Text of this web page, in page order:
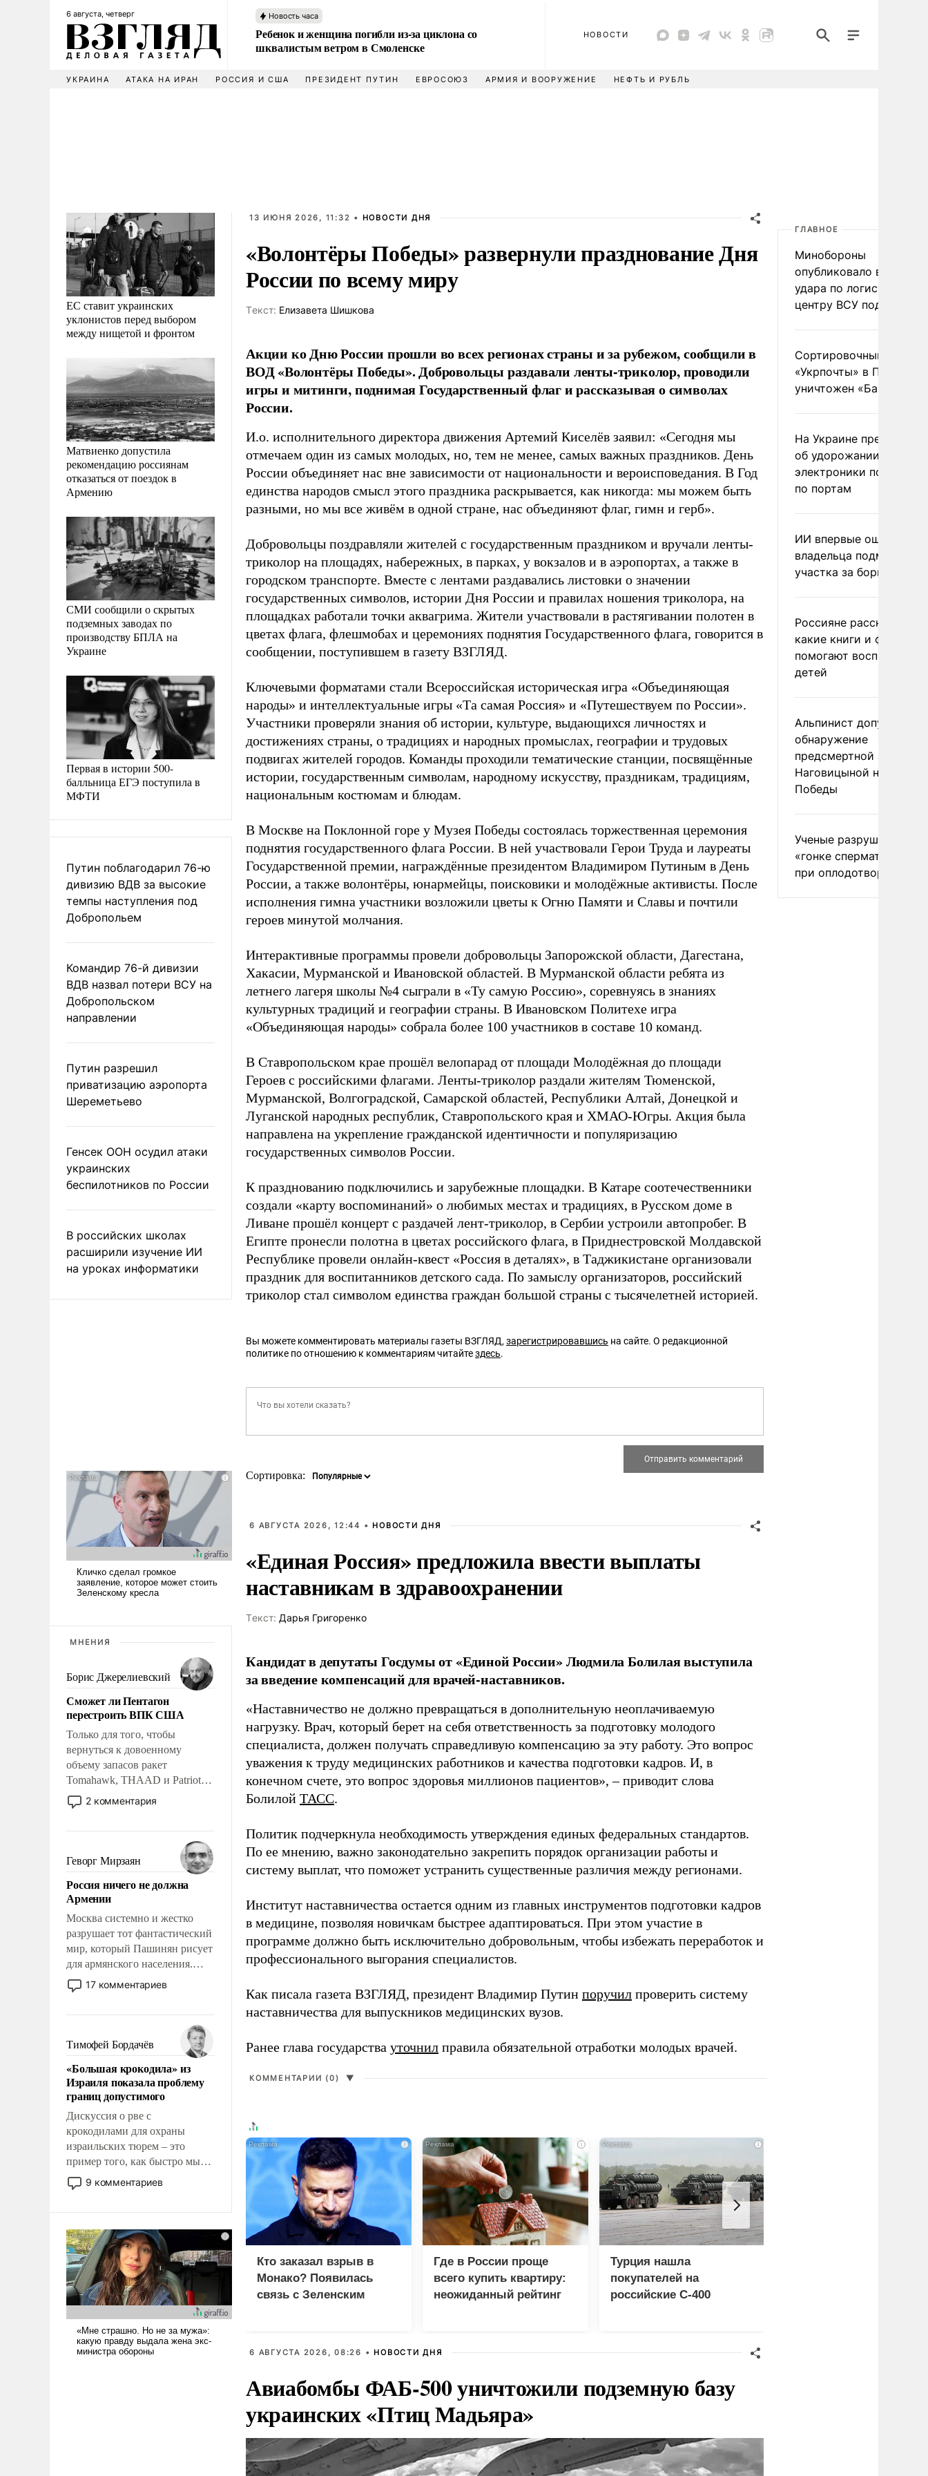
6 августа, четверг Новость часа
Ребенок и женщина погибли из-за циклона со
шквалистым ветром в Смоленске
НОВОСТИ
УКРАИНА АТАКА НА ИРАН РОССИЯ И США ПРЕЗИДЕНТ ПУТИН ЕВРОСОЮЗ АРМИЯ И ВООРУЖЕНИЕ НЕФТЬ И РУБЛЬ
ЕС ставит украинских
уклонистов перед выбором
между нищетой и фронтом
Матвиенко допустила
рекомендацию россиянам
отказаться от поездок в
Армению
СМИ сообщили о скрытых
подземных заводах по
производству БПЛА на
Украине
Первая в истории 500-
балльница ЕГЭ поступила в
МФТИ
Путин поблагодарил 76-ю
дивизию ВДВ за высокие
темпы наступления под
Добропольем
Командир 76-й дивизии
ВДВ назвал потери ВСУ на
Добропольском
направлении
Путин разрешил
приватизацию аэропорта
Шереметьево
Генсек ООН осудил атаки
украинских
беспилотников по России
В российских школах
расширили изучение ИИ
на уроках информатики
МНЕНИЯ
Борис Джерелиевский
Сможет ли Пентагон
перестроить ВПК США
Только для того, чтобы
вернуться к довоенному
объему запасов ракет
Tomahawk, THAAD и Patriot
США потребуется более трех
лет. Даже небольшая война с
Сложившаяся ситуация
означает многолетний период
уязвимости США, например,
перед Китаем.
2 комментария
Геворг Мирзаян
Россия ничего не должна
Армении
Москва системно и жестко
разрушает тот фантастический
мир, который Пашинян рисует
для армянского населения.
Мир, где политические
прожекты будут безусловно
налогоплательщиков и где
Еревану за свои поступки не
нужно отвечать.
17 комментариев
Тимофей Бордачёв
«Большая крокодила» из
Израиля показала проблему
границ допустимого
Дискуссия о рве с
крокодилами для охраны
израильских тюрем – это
пример того, как быстро мы
двигаемся по пути
революционных изменений.
псевдонаучной фантастики,
стало всерьез обсуждаемой
идеей.
9 комментариев
13 ИЮНЯ 2026, 11:32 • НОВОСТИ ДНЯ
«Волонтёры Победы» развернули празднование Дня
России по всему миру
Tекст: Елизавета Шишкова
Акции ко Дню России прошли во всех регионах страны и за рубежом, сообщили в
ВОД «Волонтёры Победы». Добровольцы раздавали ленты-триколор, проводили
игры и митинги, поднимая Государственный флаг и рассказывая о символах
России.
И.о. исполнительного директора движения Артемий Киселёв заявил: «Сегодня мы
отмечаем один из самых молодых, но, тем не менее, самых важных праздников. День
России объединяет нас вне зависимости от национальности и вероисповедания. В Год
единства народов смысл этого праздника раскрывается, как никогда: мы можем быть
разными, но мы все живём в одной стране, нас объединяют флаг, гимн и герб».
Добровольцы поздравляли жителей с государственным праздником и вручали ленты-
триколор на площадях, набережных, в парках, у вокзалов и в аэропортах, а также в
городском транспорте. Вместе с лентами раздавались листовки о значении
государственных символов, истории Дня России и правилах ношения триколора, на
площадках работали точки аквагрима. Жители участвовали в растягивании полотен в
цветах флага, флешмобах и церемониях поднятия Государственного флага, говорится в
сообщении, поступившем в газету ВЗГЛЯД.
Ключевыми форматами стали Всероссийская историческая игра «Объединяющая
народы» и интеллектуальные игры «Та самая Россия» и «Путешествуем по России».
Участники проверяли знания об истории, культуре, выдающихся личностях и
достижениях страны, о традициях и народных промыслах, географии и трудовых
подвигах жителей городов. Команды проходили тематические станции, посвящённые
истории, государственным символам, народному искусству, праздникам, традициям,
национальным костюмам и блюдам.
В Москве на Поклонной горе у Музея Победы состоялась торжественная церемония
поднятия государственного флага России. В ней участвовали Герои Труда и лауреаты
Государственной премии, награждённые президентом Владимиром Путиным в День
России, а также волонтёры, юнармейцы, поисковики и молодёжные активисты. После
исполнения гимна участники возложили цветы к Огню Памяти и Славы и почтили
героев минутой молчания.
Интерактивные программы провели добровольцы Запорожской области, Дагестана,
Хакасии, Мурманской и Ивановской областей. В Мурманской области ребята из
летнего лагеря школы №4 сыграли в «Ту самую Россию», соревнуясь в знаниях
культурных традиций и географии страны. В Ивановском Политехе игра
«Объединяющая народы» собрала более 100 участников в составе 10 команд.
В Ставропольском крае прошёл велопарад от площади Молодёжная до площади
Героев с российскими флагами. Ленты-триколор раздали жителям Тюменской,
Мурманской, Волгоградской, Самарской областей, Республики Алтай, Донецкой и
Луганской народных республик, Ставропольского края и ХМАО-Югры. Акция была
направлена на укрепление гражданской идентичности и популяризацию
государственных символов России.
К празднованию подключились и зарубежные площадки. В Катаре соотечественники
создали «карту воспоминаний» о любимых местах и традициях, в Русском доме в
Ливане прошёл концерт с раздачей лент-триколор, в Сербии устроили автопробег. В
Египте пронесли полотна в цветах российского флага, в Приднестровской Молдавской
Республике провели онлайн-квест «Россия в деталях», в Таджикистане организовали
праздник для воспитанников детского сада. По замыслу организаторов, российский
триколор стал символом единства граждан большой страны с тысячелетней историей.
Вы можете комментировать материалы газеты ВЗГЛЯД, зарегистрировавшись на сайте. О редакционной
политике по отношению к комментариям читайтездесь.
Сортировка:
6 АВГУСТА 2026, 12:44 • НОВОСТИ ДНЯ
«Единая Россия» предложила ввести выплаты
наставникам в здравоохранении
Tекст: Дарья Григоренко
Кандидат в депутаты Госдумы от «Единой России» Людмила Болилая выступила
за введение компенсаций для врачей-наставников.
«Наставничество не должно превращаться в дополнительную неоплачиваемую
нагрузку. Врач, который берет на себя ответственность за подготовку молодого
специалиста, должен получать справедливую компенсацию за эту работу. Это вопрос
уважения к труду медицинских работников и качества подготовки кадров. И, в
конечном счете, это вопрос здоровья миллионов пациентов», – приводит слова
Болилой ТАСС.
Политик подчеркнула необходимость утверждения единых федеральных стандартов.
По ее мнению, важно законодательно закрепить порядок организации работы и
систему выплат, что поможет устранить существенные различия между регионами.
Институт наставничества остается одним из главных инструментов подготовки кадров
в медицине, позволяя новичкам быстрее адаптироваться. При этом участие в
программе должно быть исключительно добровольным, чтобы избежать переработок и
профессионального выгорания специалистов.
Как писала газета ВЗГЛЯД, президент Владимир Путин поручил проверить систему
наставничества для выпускников медицинских вузов.
Ранее глава государства уточнил правила обязательной отработки молодых врачей.
КОММЕНТАРИИ (0) ▼
i
Кто заказал взрыв в
Монако? Появилась
связь с Зеленским
i
Где в России проще
всего купить квартиру:
неожиданный рейтинг
i
Турция нашла
покупателей на
российские C-400
6 АВГУСТА 2026, 08:26 • НОВОСТИ ДНЯ
Авиабомбы ФАБ-500 уничтожили подземную базу
украинских «Птиц Мадьяра»
ГЛАВНОЕ
Минобороны
опубликовало видео
удара по
центру ВСУ под Киевом
Сортировочный пункт
«Укрпочты» в
уничтожен
На Украине
об удорожании
электроники после
по портам
ИИ впервые
владельца
участка за борщевик
Россияне рассказали,
какие книги и фильмы
помогают воспитывать
детей
Альпинист допустил
обнаружение
предсмертной записки
Наговицыной на пике
Победы
Ученые разрушили миф
«гонке
при оплодотворении